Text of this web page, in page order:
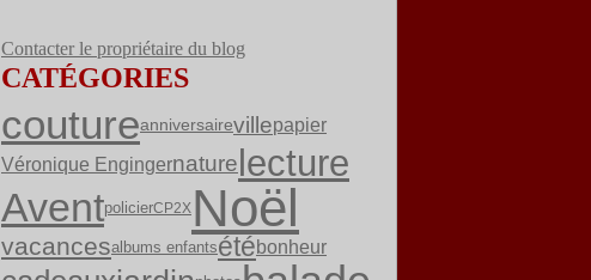
Contacter le propriétaire du blog
CATÉGORIES
coutureanniversairevillepapier
Véronique Engingernature lecture
AventpolicierCP2X Noël
vacancesalbums enfantsétébonheur